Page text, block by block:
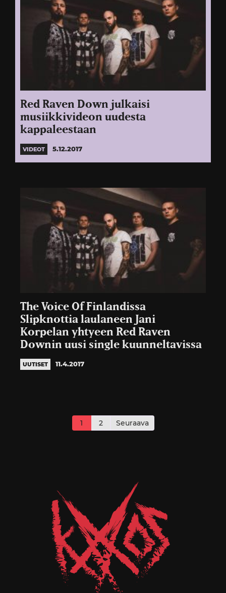
Red Raven Down julkaisi
musiikkivideon uudesta
kappaleestaan
VIDEOT 5.12.2017
The Voice Of Finlandissa
Slipknottia laulaneen Jani
Korpelan yhtyeen Red Raven
Downin uusi single kuunneltavissa
UUTISET 11.4.2017
sivutus
1 2 Seuraava